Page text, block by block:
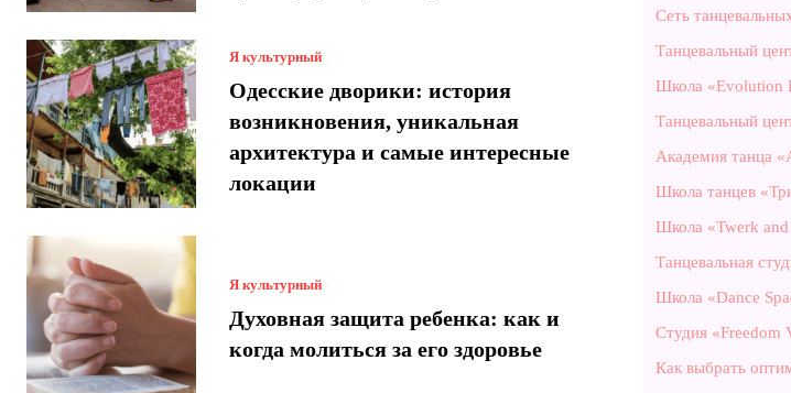
Я культурный
Одесские дворики: история
возникновения, уникальная
архитектура и самые интересные
локации
Я культурный
Духовная защита ребенка: как и
когда молиться за его здоровье
Сеть
Танцевальный
Школа «Evolution
Танцевальный
Академия танца
Школа танцев
Школа «Twerk
Танцевальная
Школа «Dance
Студия «Freedom
Как выбрать